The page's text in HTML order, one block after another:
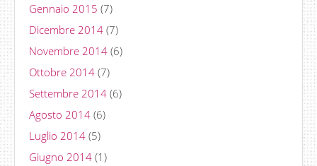
Gennaio 2015 (7)
Dicembre 2014 (7)
Novembre 2014 (6)
Ottobre 2014 (7)
Settembre 2014 (6)
Agosto 2014 (6)
Luglio 2014 (5)
Giugno 2014 (1)